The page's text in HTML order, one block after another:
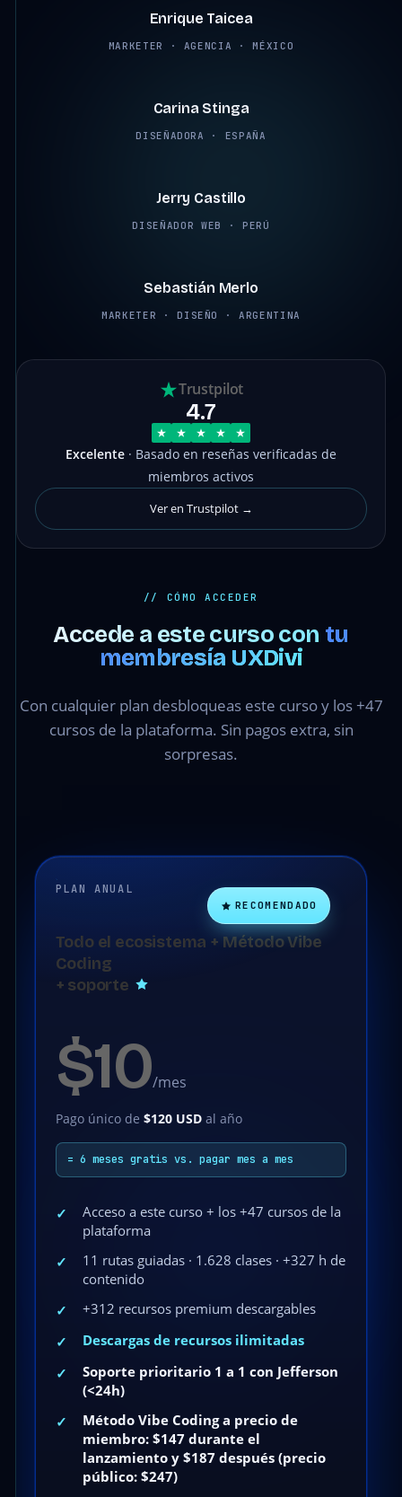
Enrique Taicea
MARKETER · AGENCIA · MÉXICO
Carina Stinga
DISEÑADORA · ESPAÑA
Jerry Castillo
DISEÑADOR WEB · PERÚ
Sebastián Merlo
MARKETER · DISEÑO · ARGENTINA
Trustpilot
4.7
Excelente · Basado en reseñas verificadas de
miembros activos
Ver en Trustpilot →
// CÓMO ACCEDER
Accede a este curso con tu
membresía UXDivi
Con cualquier plan desbloqueas este curso y los +47
cursos de la plataforma. Sin pagos extra, sin
sorpresas.
RECOMENDADO
PLAN ANUAL
Todo el ecosistema + Método Vibe
Coding
+ soporte
$10/mes
Pago único de $120 USDal año
= 6 meses gratis vs. pagar mes a mes
✓
Acceso a este curso + los +47 cursos de la
plataforma
✓
11 rutas guiadas · 1.628 clases · +327 h de
contenido
✓
+312 recursos premium descargables
✓
Descargas de recursos ilimitadas
✓
Soporte prioritario 1 a 1 con Jefferson
(<24h)
✓
Método Vibe Coding a precio de
miembro: $147 durante el
lanzamiento y $187 después (precio
público: $247)